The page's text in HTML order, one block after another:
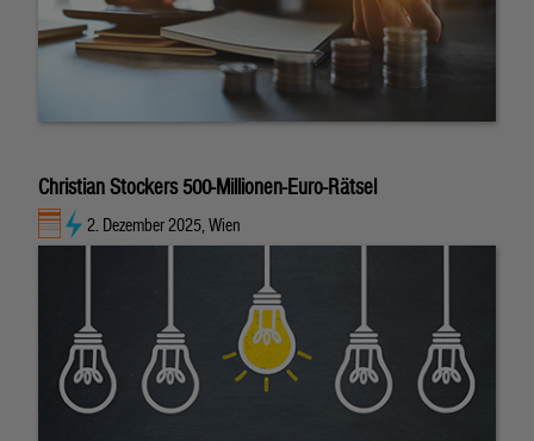
Christian Stockers 500-Millionen-Euro-Rätsel
2. Dezember 2025, Wien